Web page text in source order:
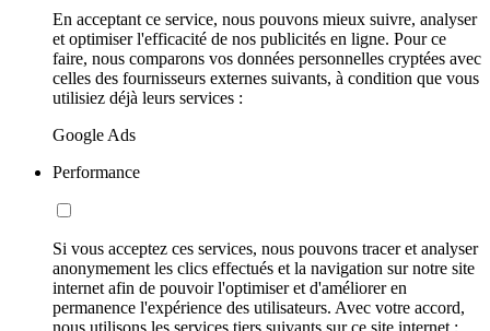
En acceptant ce service, nous pouvons mieux suivre, analyser
et optimiser l'efficacité de nos publicités en ligne. Pour ce
faire, nous comparons vos données personnelles cryptées avec
celles des fournisseurs externes suivants, à condition que vous
utilisiez déjà leurs services :
Google Ads
Performance
Si vous acceptez ces services, nous pouvons tracer et analyser
anonymement les clics effectués et la navigation sur notre site
internet afin de pouvoir l'optimiser et d'améliorer en
permanence l'expérience des utilisateurs. Avec votre accord,
nous utilisons les services tiers suivants sur ce site internet :